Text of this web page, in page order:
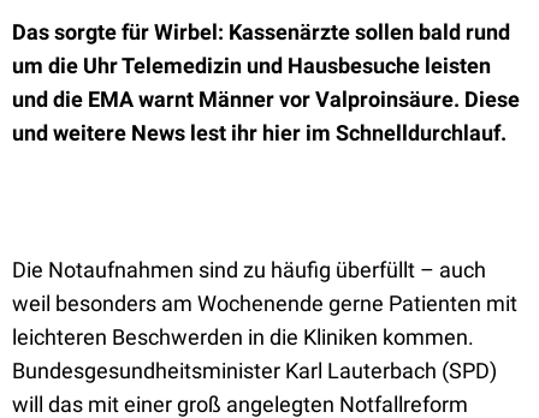
Das sorgte für Wirbel: Kassenärzte sollen bald rund
um die Uhr Telemedizin und Hausbesuche leisten
und die EMA warnt Männer vor Valproinsäure. Diese
und weitere News lest ihr hier im Schnelldurchlauf.
Die Notaufnahmen sind zu häufig überfüllt – auch
weil besonders am Wochenende gerne Patienten mit
leichteren Beschwerden in die Kliniken kommen.
Bundesgesundheitsminister Karl Lauterbach (SPD)
will das mit einer groß angelegten Notfallreform